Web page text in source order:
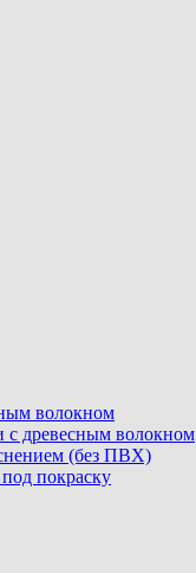
волокном
с древесным волокном
(без ПВХ)
покраску